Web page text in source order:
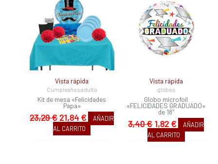
Vista rápida
Cumpleaños adulto
Kit de mesa «Felicidades
Papa»
23,29€
original
era:
23,29 €.
21,84 €
es:
21,84 €.
AÑADIR
AL CARRITO
Vista rápida
globos
Globo microfoil
«FELICIDADES GRADUADO»
de 18″
3,40€
original
era:
3,40 €.
1,82 €
actual
es:
1,82 €.
AÑADIR
AL CARRITO